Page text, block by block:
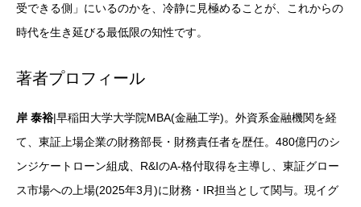
受できる側」にいるのかを、冷静に見極めることが、これからの
時代を生き延びる最低限の知性です。
著者プロフィール
岸 泰裕|早稲田大学大学院MBA(金融工学)。外資系金融機関を経
て、東証上場企業の財務部長・財務責任者を歴任。480億円のシ
ンジケートローン組成、R&IのA-格付取得を主導し、東証グロー
ス市場への上場(2025年3月)に財務・IR担当として関与。現イグ